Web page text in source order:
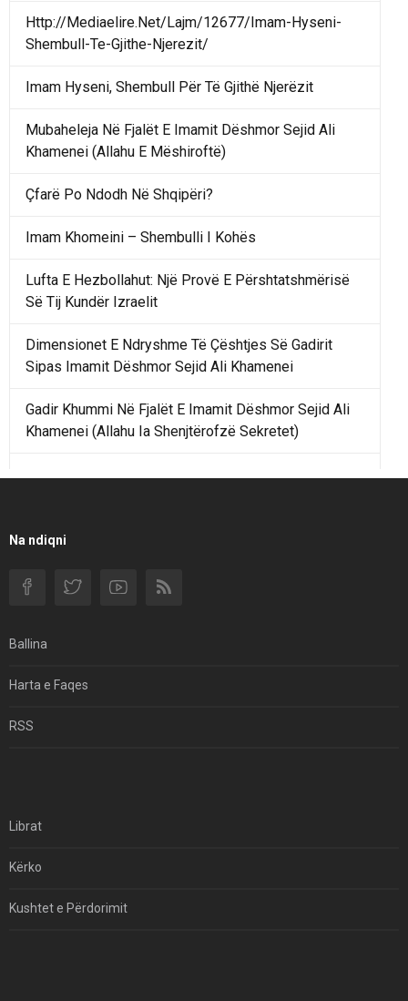
Http://Mediaelire.Net/Lajm/12677/Imam-Hyseni-
Shembull-Te-Gjithe-Njerezit/
Imam Hyseni, Shembull Për Të Gjithë Njerëzit
Mubaheleja Në Fjalët E Imamit Dëshmor Sejid Ali
Khamenei (Allahu E Mëshiroftë)
Çfarë Po Ndodh Në Shqipëri?
Imam Khomeini – Shembulli I Kohës
Lufta E Hezbollahut: Një Provë E Përshtatshmërisë
Së Tij Kundër Izraelit
Dimensionet E Ndryshme Të Çështjes Së Gadirit
Sipas Imamit Dëshmor Sejid Ali Khamenei
Gadir Khummi Në Fjalët E Imamit Dëshmor Sejid Ali
Khamenei (Allahu Ia Shenjtërofzë Sekretet)
Filmi I Shkurtër Iranian “Pasta Alfredo” Ka Udhëtuar
Na ndiqni
Ballina
Harta e Faqes
RSS
Librat
Kërko
Kushtet e Përdorimit